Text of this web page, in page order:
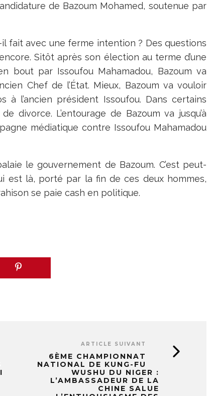
de Bazoum Mohamed, soutenue par
il fait avec une ferme intention ? Des questions
Sitôt après son élection au terme d’une
bout par Issoufou Mahamadou, Bazoum va
Chef de l’État. Mieux, Bazoum va vouloir
l’ancien président Issoufou. Dans certains
divorce. L’entourage de Bazoum va jusqu’à
médiatique contre Issoufou Mahamadou
le gouvernement de Bazoum. C’est peut-
est là, porté par la fin de ces deux hommes,
se paie cash en politique.
ARTICLE SUIVANT
6ÈME CHAMPIONNAT
NATIONAL DE KUNG-FU
WUSHU DU NIGER :
L’AMBASSADEUR DE LA
CHINE SALUE